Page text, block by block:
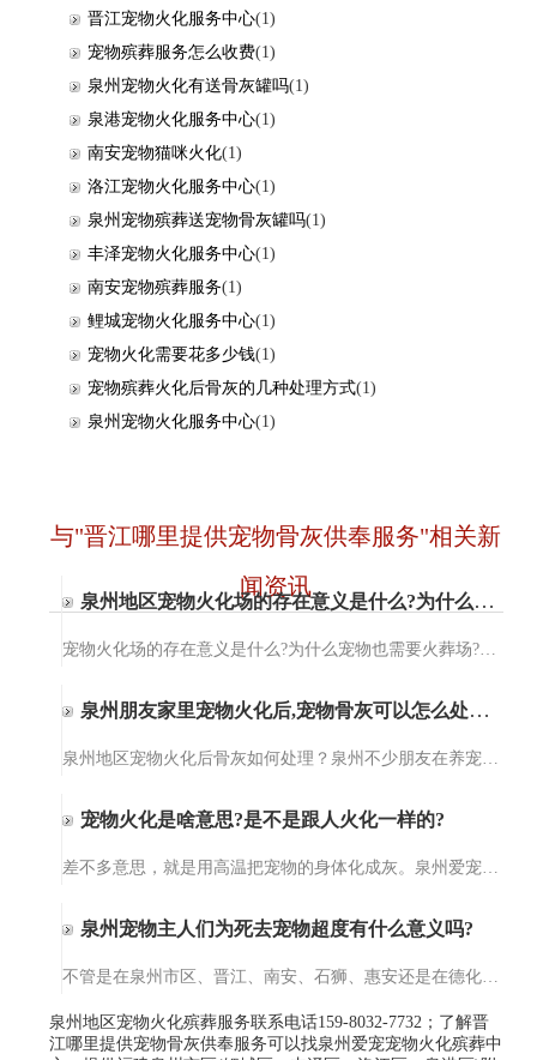
晋江宠物火化服务中心(1)
宠物殡葬服务怎么收费(1)
泉州宠物火化有送骨灰罐吗(1)
泉港宠物火化服务中心(1)
南安宠物猫咪火化(1)
洛江宠物火化服务中心(1)
泉州宠物殡葬送宠物骨灰罐吗(1)
丰泽宠物火化服务中心(1)
南安宠物殡葬服务(1)
鲤城宠物火化服务中心(1)
宠物火化需要花多少钱(1)
宠物殡葬火化后骨灰的几种处理方式(1)
泉州宠物火化服务中心(1)
与"晋江哪里提供宠物骨灰供奉服务"相关新
闻资讯
泉州地区宠物火化场的存在意义是什么?为什么宠物也需要火葬场?
宠物火化场的存在意义是什么?为什么宠物也需要火葬场?泉州爱宠宠物火化服务【15980327732】泉州爱宠宠物火化服务提供宠物殡葬、宠物火化、小动物无公害处理、猫咪火化、狗狗火化，包括泉州、晋江、石狮、南安、惠安及…
泉州朋友家里宠物火化后,宠物骨灰可以怎么处理?
宠物火化是啥意思?是不是跟人火化一样的?
泉州宠物主人们为死去宠物超度有什么意义吗?
不管是在泉州市区、晋江、南安、石狮、惠安还是在德化、水头，都有不少人会为死去的宠物们做法事超度。那你们知道为死去宠物超度法事的意义在哪里呢？今天，爱宠宠物殡葬服务中心小编就给大家来讲一讲为死去宠物做超…
泉州地区宠物火化殡葬服务联系电话159-8032-7732；了解晋
江哪里提供宠物骨灰供奉服务可以找泉州爱宠宠物火化殡葬中